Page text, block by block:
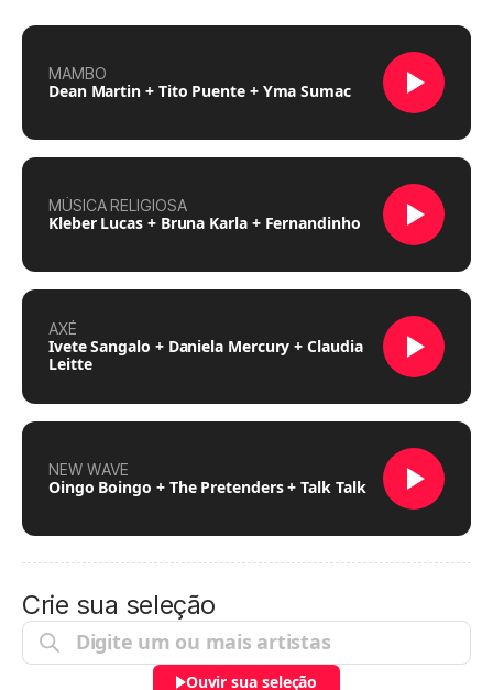
MAMBO
Dean Martin + Tito Puente + Yma Sumac
MÚSICA RELIGIOSA
Kleber Lucas + Bruna Karla + Fernandinho
AXÉ
Ivete Sangalo + Daniela Mercury + Claudia
Leitte
NEW WAVE
Oingo Boingo + The Pretenders + Talk Talk
Crie sua seleção
Ouvir sua seleção